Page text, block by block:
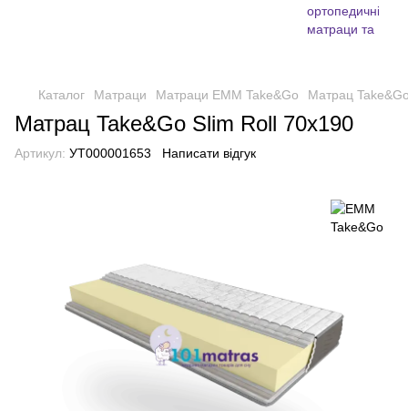
Каталог Матраци Матраци EMM Take&Go Матрац
Матрац Take&Go Slim Roll 70х190
Артикул: УТ000001653 Написати відгук